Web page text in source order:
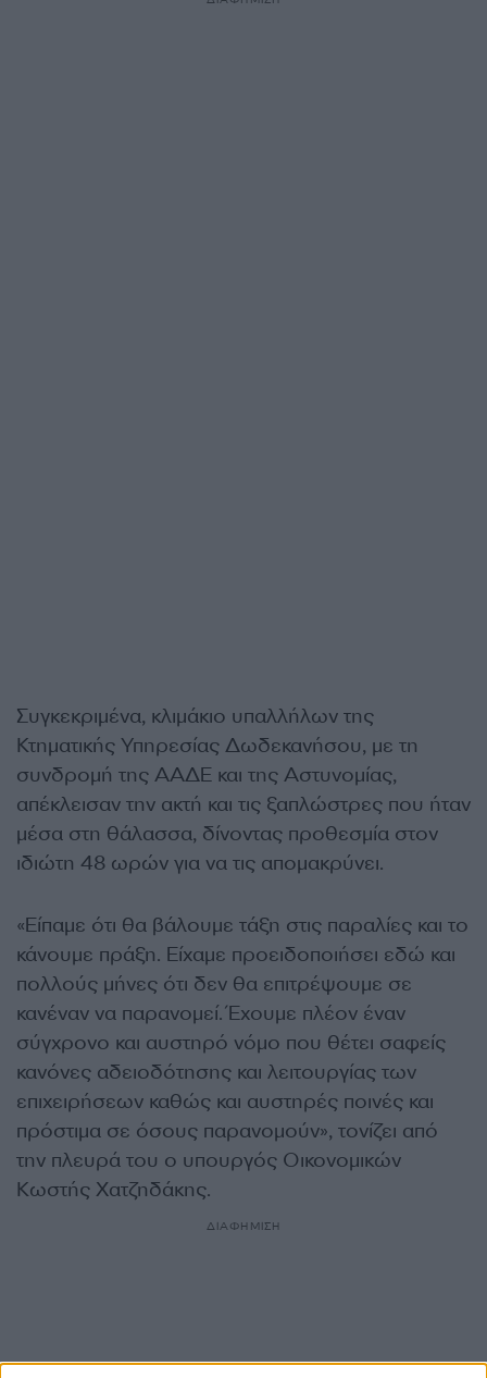
Συγκεκριμένα, κλιμάκιο υπαλλήλων της
Κτηματικής Υπηρεσίας Δωδεκανήσου, με τη
συνδρομή της ΑΑΔΕ και της Αστυνομίας,
απέκλεισαν την ακτή και τις ξαπλώστρες που ήταν
μέσα στη θάλασσα, δίνοντας προθεσμία στον
ιδιώτη 48 ωρών για να τις απομακρύνει.
«Είπαμε ότι θα βάλουμε τάξη στις παραλίες και το
κάνουμε πράξη. Είχαμε προειδοποιήσει εδώ και
πολλούς μήνες ότι δεν θα επιτρέψουμε σε
κανέναν να παρανομεί. Έχουμε πλέον έναν
σύγχρονο και αυστηρό νόμο που θέτει σαφείς
κανόνες αδειοδότησης και λειτουργίας των
επιχειρήσεων καθώς και αυστηρές ποινές και
πρόστιμα σε όσους παρανομούν», τονίζει από
την πλευρά του ο υπουργός Οικονομικών
Κωστής Χατζηδάκης.
ΔΙΑΦΗΜΙΣΗ